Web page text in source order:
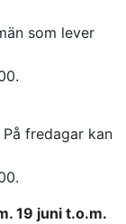
som lever
fredagar kan
19 juni t.o.m.